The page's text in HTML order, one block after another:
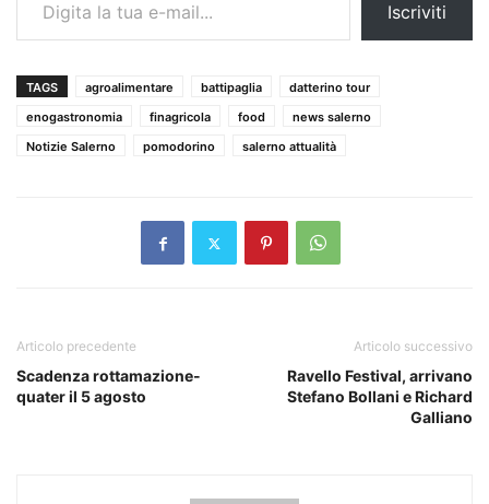
Iscriviti
TAGS agroalimentare battipaglia
datterino tour
enogastronomia
finagricola food
news salerno
Notizie Salerno
pomodorino salerno attualità
Articolo precedente
Scadenza rottamazione-
quater il 5 agosto
Articolo successivo
Ravello Festival, arrivano
Stefano Bollani e Richard
Galliano